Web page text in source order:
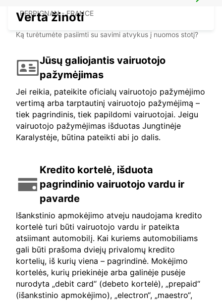
PERPIGNAN - FRANCE
Verta žinoti
Ką turėtumėte pasiimti su savimi atvykus į nuomos stotį?
Jūsų galiojantis vairuotojo
pažymėjimas
Jei reikia, pateikite oficialų vairuotojo pažymėjimo
vertimą arba tarptautinį vairuotojo pažymėjimą –
tiek pagrindinis, tiek papildomi vairuotojai. Jeigu
vairuotojo pažymėjimas išduotas Jungtinėje
Karalystėje, būtina pateikti abi jo dalis.
Kredito kortelė, išduota
pagrindinio vairuotojo vardu ir
pavarde
Išankstinio apmokėjimo atveju naudojama kredito
kortelė turi būti vairuotojo vardu ir pateikta
atsiimant automobilį. Kai kuriems automobiliams
gali būti prašoma dviejų privalomų kredito
kortelių, iš kurių viena – pagrindinė. Mokėjimo
kortelės, kurių priekinėje arba galinėje pusėje
nurodyta „debit card“ (debeto kortelė), „prepaid“
(išankstinio apmokėjimo), „electron“, „maestro“,